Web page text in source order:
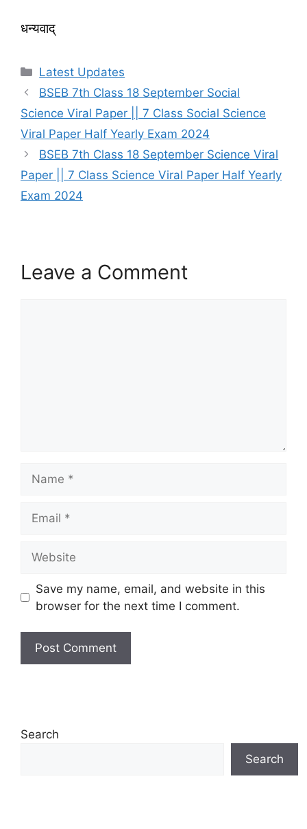
धन्यवाद्
Categories
Latest Updates
BSEB 7th Class 18 September Social
Science Viral Paper || 7 Class Social Science
Viral Paper Half Yearly Exam 2024
BSEB 7th Class 18 September Science Viral
Paper || 7 Class Science Viral Paper Half Yearly
Exam 2024
Leave a Comment
Save my name, email, and website in this
browser for the next time I comment.
Search
Search